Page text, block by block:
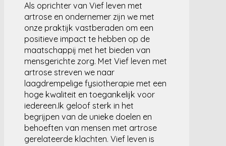
Als oprichter van Vief leven met
artrose en ondernemer zijn we met
onze praktijk vastberaden om een
positieve impact te hebben op de
maatschappij met het bieden van
mensgerichte zorg. Met Vief leven met
artrose streven we naar
laagdrempelige fysiotherapie met een
hoge kwaliteit en toegankelijk voor
iedereen.Ik geloof sterk in het
begrijpen van de unieke doelen en
behoeften van mensen met artrose
gerelateerde klachten. Vief leven is